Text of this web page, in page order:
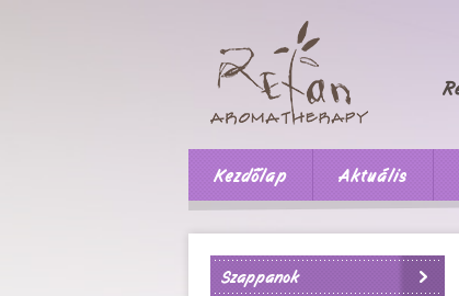
Kezdőlap Aktuális
Szappanok